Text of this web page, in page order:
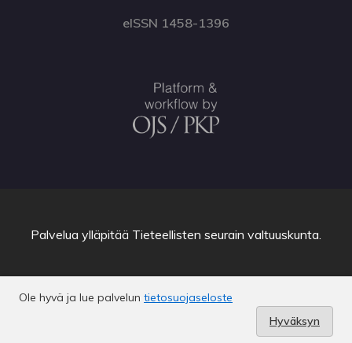
eISSN 1458-1396
Ole hyvä ja lue palvelun tietosuojaseloste
Hyväksyn
Palvelua ylläpitää Tieteellisten seurain valtuuskunta.